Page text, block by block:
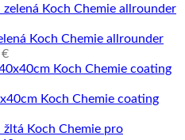
Koch Chemie allrounder
€
Koch Chemie coating